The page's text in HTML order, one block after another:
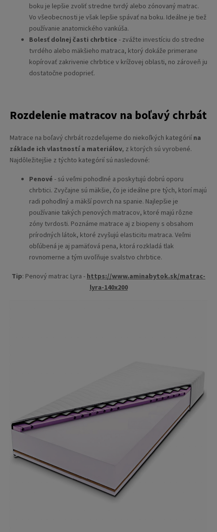
boku je lepšie zvoliť stredne tvrdý alebo zónovaný matrac.
Vo všeobecnosti je však lepšie spávať na boku. Ideálne je tiež
používanie anatomického vankúša.
Bolesť dolnej časti chrbtice - zvážte investíciu do stredne
tvrdého alebo mäkšieho matraca, ktorý dokáže primerane
kopírovať zakrivenie chrbtice v krížovej oblasti, no zároveň ju
dostatočne podoprieť.
Rozdelenie matracov na boľavý chrbát
Matrace na boľavý chrbát rozdeľujeme do niekoľkých kategórií na
základe ich vlastností a materiálov, z ktorých sú vyrobené.
Najdôležitejšie z týchto kategórií sú nasledovné:
Penové - sú veľmi pohodlné a poskytujú dobrú oporu
chrbtici. Zvyčajne sú mäkšie, čo je ideálne pre tých, ktorí majú
radi pohodlný a mäkší povrch na spanie. Najlepšie je
používanie takých penových matracov, ktoré majú rôzne
zóny tvrdosti. Poznáme matrace aj z biopeny s obsahom
prírodných látok, ktoré zvyšujú elasticitu matraca. Veľmi
obľúbená je aj pamäťová pena, ktorá rozkladá tlak
rovnomerne a tým uvoľňuje svalstvo chrbtice.
Tip: Penový matrac Lyra - https://www.aminabytok.sk/matrac-
lyra-140x200